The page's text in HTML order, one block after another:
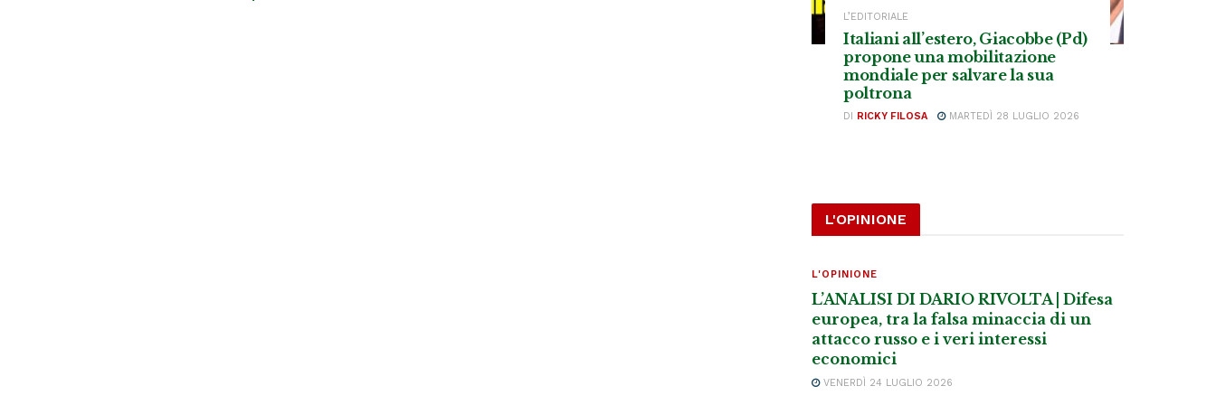
L’EDITORIALE
Italiani all’estero, Giacobbe (Pd)
propone una mobilitazione
mondiale per salvare la sua
poltrona
DI RICKY FILOSA MARTEDÌ 28 LUGLIO 2026
L'OPINIONE
L'OPINIONE
L’ANALISI DI DARIO RIVOLTA | Difesa
europea, tra la falsa minaccia di un
attacco russo e i veri interessi
economici
VENERDÌ 24 LUGLIO 2026